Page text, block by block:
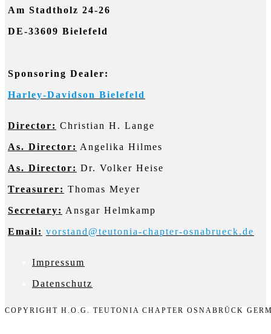
Am Stadtholz 24-26
DE-33609 Bielefeld
Sponsoring Dealer:
Harley-Davidson Bielefeld
Director: Christian H. Lange
As. Director: Angelika Hilmes
As. Director: Dr. Volker Heise
Treasurer: Thomas Meyer
Secretary: Ansgar Helmkamp
Email: vorstand@teutonia-chapter-osnabrueck.de
Impressum
Datenschutz
COPYRIGHT H.O.G. TEUTONIA CHAPTER OSNABRÜCK